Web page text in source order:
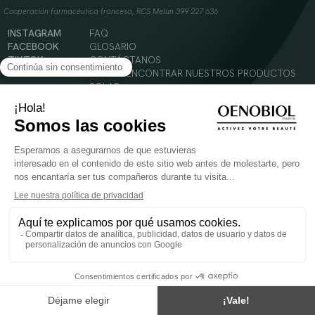
Cooperación farmacéutica francesa, RCS Melun 399 227 636
INSTAGRAM
FACEBOOK
TIKTOK
YOUTUBE
FAQ
GLOSARIO
CONTÁCTANOS
DÓNDE ENCONTRAR NUESTROS PRODUCTOS
SOLAR
Condiciones Generales de Uso
Menciones legales
PARA VUESTRA SALUD COMER AL MENOS 5 PIEZAS DE FRUTA Y LEGUMBRES AL DIA.
Los complementos alimenticios tienen que ser utilizados en el cuadro de un modo de vida
sano y no ser utilizados como sustitutos de un cuadro de vida sano y equilibrado. Solo